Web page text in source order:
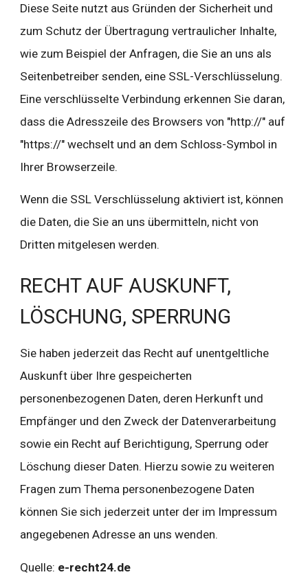
Diese Seite nutzt aus Gründen der Sicherheit und
zum Schutz der Übertragung vertraulicher Inhalte,
wie zum Beispiel der Anfragen, die Sie an uns als
Seitenbetreiber senden, eine SSL-Verschlüsselung.
Eine verschlüsselte Verbindung erkennen Sie daran,
dass die Adresszeile des Browsers von "http://" auf
"https://" wechselt und an dem Schloss-Symbol in
Ihrer Browserzeile.
Wenn die SSL Verschlüsselung aktiviert ist, können
die Daten, die Sie an uns übermitteln, nicht von
Dritten mitgelesen werden.
RECHT AUF AUSKUNFT,
LÖSCHUNG, SPERRUNG
Sie haben jederzeit das Recht auf unentgeltliche
Auskunft über Ihre gespeicherten
personenbezogenen Daten, deren Herkunft und
Empfänger und den Zweck der Datenverarbeitung
sowie ein Recht auf Berichtigung, Sperrung oder
Löschung dieser Daten. Hierzu sowie zu weiteren
Fragen zum Thema personenbezogene Daten
können Sie sich jederzeit unter der im Impressum
angegebenen Adresse an uns wenden.
Quelle: e-recht24.de